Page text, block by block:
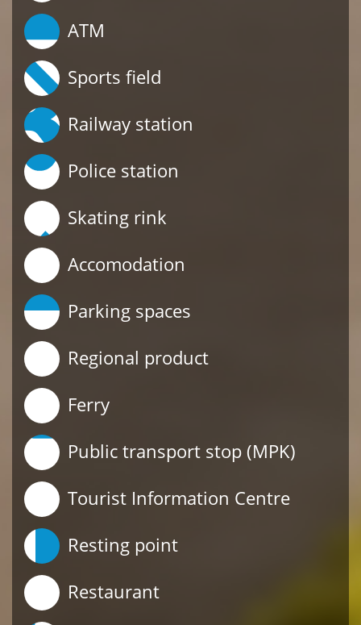
ATM
Sports field
Railway station
Police station
Skating rink
Accomodation
Parking spaces
Regional product
Ferry
Public transport stop (MPK)
Tourist Information Centre
Resting point
Restaurant